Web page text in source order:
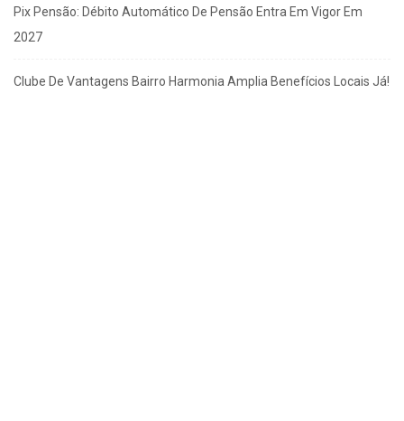
Pix Pensão: Débito Automático De Pensão Entra Em Vigor Em
2027
Clube De Vantagens Bairro Harmonia Amplia Benefícios Locais Já!